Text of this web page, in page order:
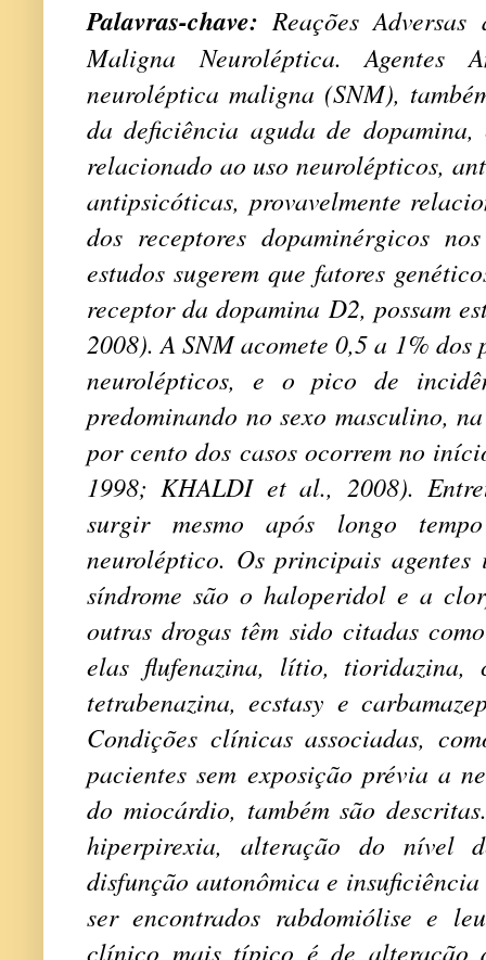
Palavras-chave: Reações
Maligna Neuroléptica. Agentes
neuroléptica maligna (SNM),
da deficiência aguda de
relacionado ao uso neurolépticos,
antipsicóticas, provavelmente
dos receptores dopaminérgicos
estudos sugerem que fatores
receptor da dopamina D2, possam
2008). A SNM acomete 0,5 a 1% dos
neurolépticos, e o pico de
predominando no sexo masculino,
por cento dos casos ocorrem no
1998; KHALDI et al., 2008).
surgir mesmo após longo
neuroléptico. Os principais agentes
síndrome são o haloperidol e a
outras drogas têm sido citadas
elas flufenazina, lítio, tioridazina,
tetrabenazina, ecstasy e
Condições clínicas associadas,
pacientes sem exposição prévia a
do miocárdio, também são
hiperpirexia, alteração do nível
disfunção autonômica e
ser encontrados rabdomiólise e
clínico mais típico é de alteração